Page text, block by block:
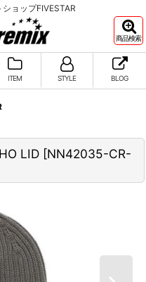
ョップFIVESTAR
商品検索
ITEM STYLE BLOG
LID [NN42035-CR-